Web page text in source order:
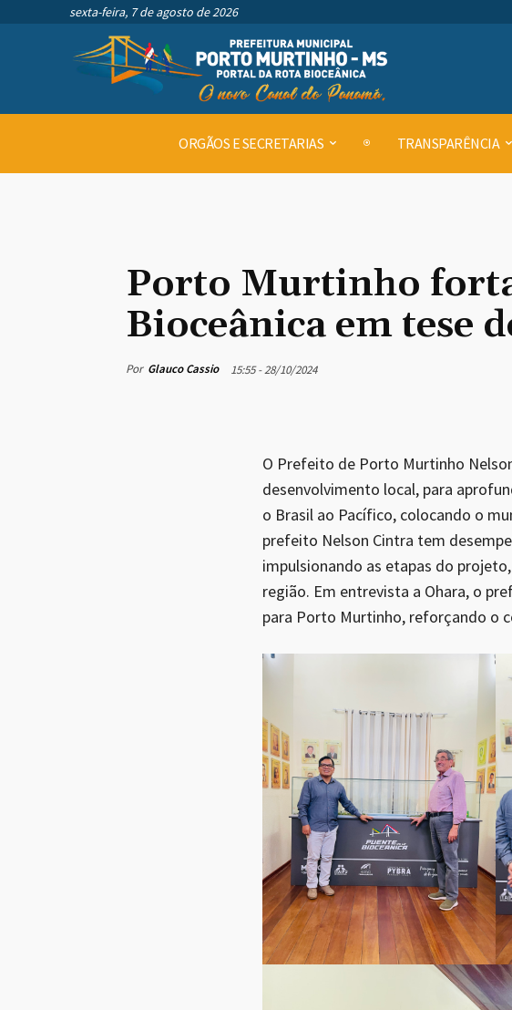
sexta-feira, 7 de agosto de 2026
ORGÃOS E SECRETARIAS TRANSPARÊNCIA
Porto Murtinho
Bioceânica em tese
Por Glauco Cassio 15:55 - 28/10/2024
O Prefeito de Porto Murtinho
desenvolvimento local, para
o Brasil ao Pacífico, colocando o
prefeito Nelson Cintra tem
impulsionando as etapas do
região. Em entrevista a Ohara, o
para Porto Murtinho, reforçando o